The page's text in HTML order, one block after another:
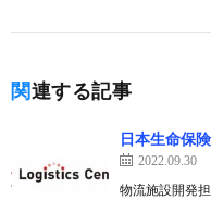
関連する記事
日本生命保
2022.09.30
物流施設開発